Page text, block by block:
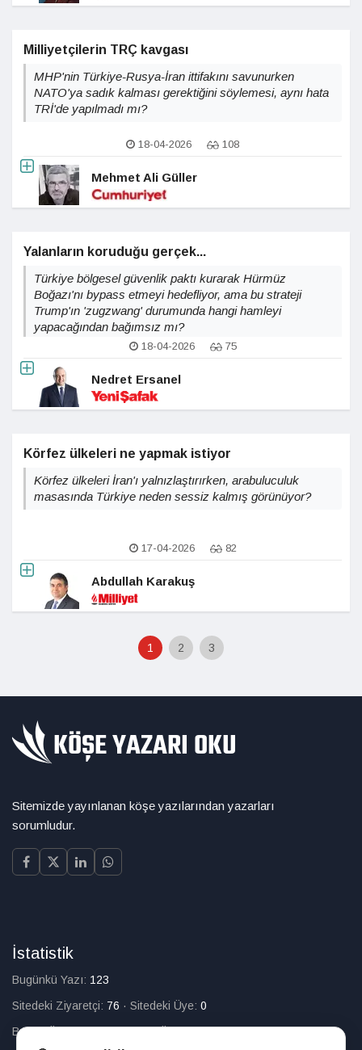
Milliyetçilerin TRÇ kavgası
MHP'nin Türkiye-Rusya-İran ittifakını savunurken
NATO'ya sadık kalması gerektiğini söylemesi, aynı hata
TRİ'de yapılmadı mı?
18-04-2026 108
Mehmet Ali Güller
Yalanların koruduğu gerçek...
Türkiye bölgesel güvenlik paktı kurarak Hürmüz
Boğazı'nı bypass etmeyi hedefliyor, ama bu strateji
Trump'ın 'zugzwang' durumunda hangi hamleyi
yapacağından bağımsız mı?
18-04-2026 75
Nedret Ersanel
Körfez ülkeleri ne yapmak istiyor
Körfez ülkeleri İran'ı yalnızlaştırırken, arabuluculuk
masasında Türkiye neden sessiz kalmış görünüyor?
17-04-2026 82
Abdullah Karakuş
1 2 3
Sitemizde yayınlanan köşe yazılarından yazarları
sorumludur.
İstatistik
Bugünkü Yazı: 123
Sitedeki Ziyaretçi: 76 · Sitedeki Üye: 0
Bugün Üye Olan:0·Toplam Üye:226